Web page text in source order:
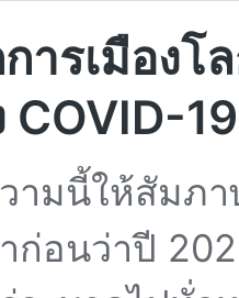
ารเมืองโ
COVID-
ามนี้ให้สัมภ
ก่อนว่าปี